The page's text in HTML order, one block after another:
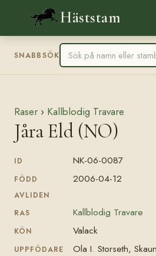
Häststam
SNABBSÖK
Raser › Kallblodig Travare
Jåra Eld (NO)
ID NK-06-0087
FÖDD 2006-04-12
AVLIDEN
RAS
Kallblodig Travare
KÖN Valack
UPPFÖDARE Ola I. Storseth,